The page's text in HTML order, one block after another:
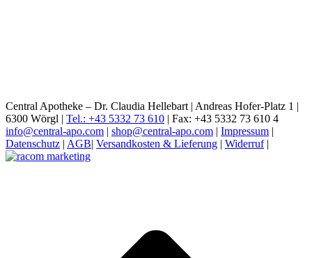
Central Apotheke – Dr. Claudia Hellebart | Andreas Hofer-Platz 1 |
6300 Wörgl | Tel.: +43 5332 73 610 | Fax: +43 5332 73 610 4
info@central-apo.com | shop@central-apo.com | Impressum |
Datenschutz | AGB| Versandkosten & Lieferung | Widerruf|